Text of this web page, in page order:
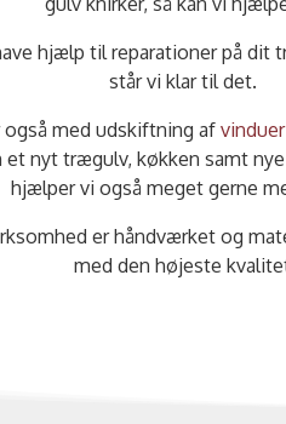
hjælp til reparationer på dit
står vi klar til det.
med udskiftning af
et nyt trægulv, køkken samt
hjælper vi også meget gerne
er håndværket og
med den højeste